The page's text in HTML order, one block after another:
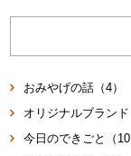
おみやげの話（4）
オリジナルブランド
今日のできごと（10